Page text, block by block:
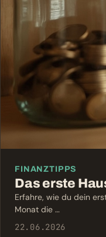
FINANZTIPPS
Das erste
Erfahre, wie du dein
Monat die …
22.06.2026